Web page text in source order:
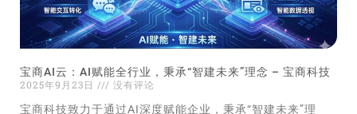
宝商AI云：AI赋能全行业，秉承“智建未来”理念 – 宝商科技
2025年9月23日
没有评论
宝商科技致力于通过AI深度赋能企业，秉承“智建未来”理